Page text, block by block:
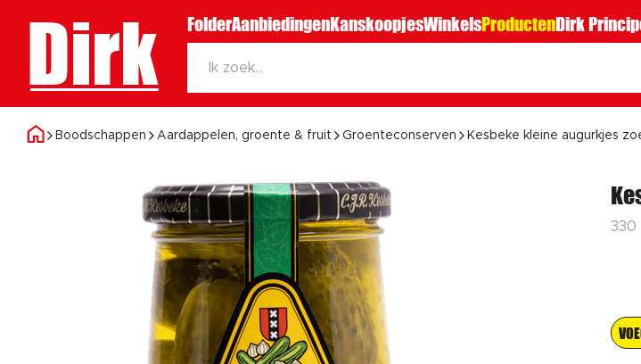
Dirk FolderAanbiedingenKanskoopjesWinkelsProductenDirk
Boodschappen Aardappelen, groente & fruit Groenteconserven Kesbeke kleine augurkjes
330